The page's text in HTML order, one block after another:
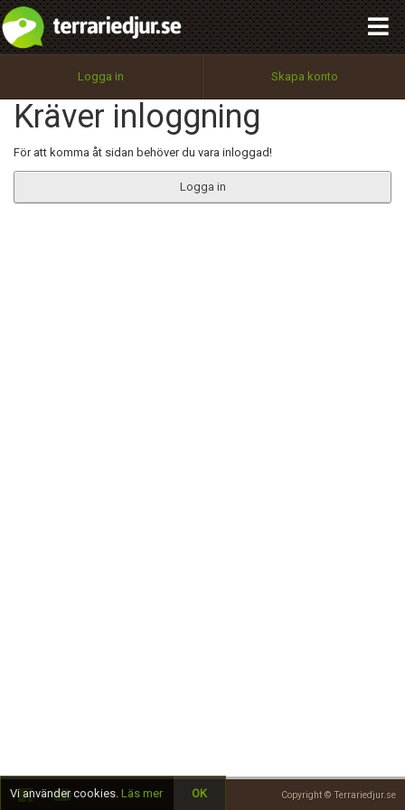
Logga in Skapa konto
Kräver inloggning
För att komma åt sidan behöver du vara inloggad!
Logga in
Copyright © Terrariedjur.se
Utför
100%
OK
integritetspolicy
Namn:
Epost:
Begär nytt lösenord
Tillbaka till förstasidan
Vi använder cookies. Läs mer OK